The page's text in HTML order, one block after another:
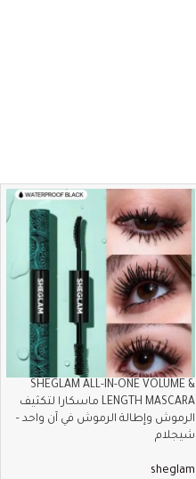
SHEGLAM ALL-IN-ONE VOLUME &
LENGTH MASCARA ماسكارا لتكثيف
الرموش وإطالة الرموش في آن واحد –
شيجلام
sheglam